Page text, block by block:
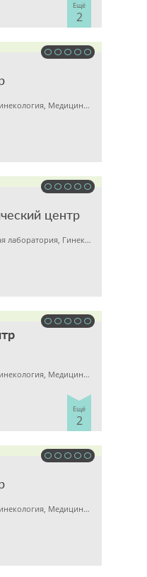
Ещё
2
Медицинская лаборатория, Гинекология, Медицинский центр
центр
Детская клиника, Медицинская лаборатория, Гинекология
Медицинская лаборатория, Гинекология, Медицинский центр
Ещё
2
Медицинская лаборатория, Гинекология, Медицинский центр